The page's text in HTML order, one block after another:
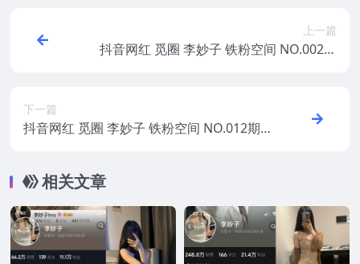
上一篇
抖音网红 觅圈 李妙子 铁粉空间 NO.002期
下一篇
抖音网红 觅圈 李妙子 铁粉空间 NO.012期
相关文章